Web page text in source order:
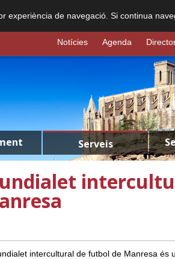
experiència de navegació. Si continua
Notícies Agenda
Serveis
intercultural de futbol de Manresa és